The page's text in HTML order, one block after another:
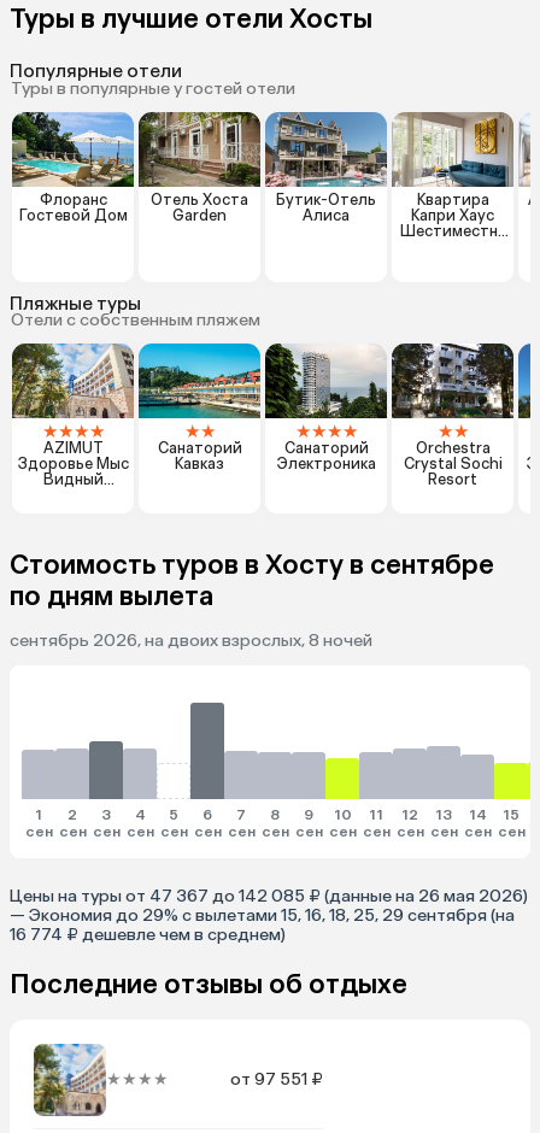
Туры в лучшие отели Хосты
Популярные отели
Туры в популярные у гостей отели
Флоранс
Гостевой Дом
Отель Хоста
Garden
Бутик-Отель
Алиса
Квартира
Капри Хаус
Шестиместна
Пляжные туры
Отели с собственным пляжем
★★★★
AZIMUT
Здоровье Мыс
Видный
★★
Санаторий
Кавказ
★★★★
Санаторий
Электроника
★★
Orchestra
Crystal Sochi
Resort
Стоимость туров в Хосту в сентябре
по дням вылета
сентябрь 2026, на двоих взрослых, 8 ночей
1
сен
2
сен
3
сен
4
сен
5
сен
6
сен
7
сен
8
сен
9
сен
10
сен
11
сен
12
сен
13
сен
14
сен
15
сен
Цены на туры от 47 367 до 142 085 ₽ (данные на 26 мая 2026)
— Экономия до 29% с вылетами 15, 16, 18, 25, 29 сентября (на
16 774 ₽ дешевле чем в среднем)
Последние отзывы об отдыхе
★★★★ от 97 551 ₽